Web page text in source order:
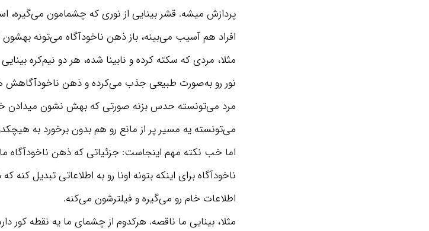
پردازش میشه. قشر بینایی از نوری که چشمامون می‌گیره،
افراد هم آسیب می‌بینه، باز ذهن ناخودآگاه می‌تونه
مثلا، مردی که سکته کرده و نابینا شده، هر دو نیم‌کره
نور رو به‌صورت طبیعی جذب می‌کرده و ذهن ناخودآگاهش
مرد می‌تونسته حدس بزنه صورتی که بهش نشون میدادن
می‌تونسته یه مسیر پر از مانع رو هم بدون برخورد به
اما خب نکته مهم اینجاست: جزئیاتی که ذهن ناخودآگاه
ناخودآگاه برای اینکه بتونه اونا رو به اطلاعاتی تبدیل
اطلاعات خام رو می‌گیره و فیلترشون می‌کنه.
مثلا، بینایی ما ناقصه. هرکدوم از چشمای ما یه نقطه